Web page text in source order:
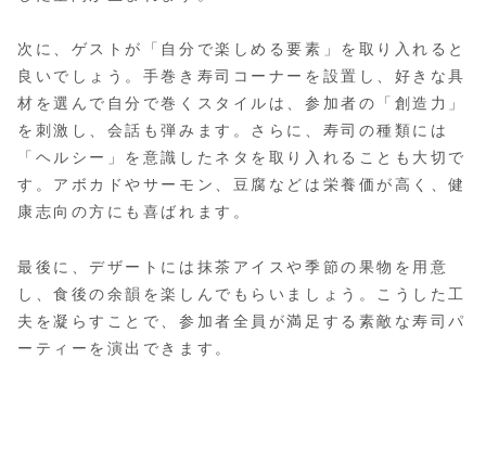
次に、ゲストが「自分で楽しめる要素」を取り入れると
良いでしょう。手巻き寿司コーナーを設置し、好きな具
材を選んで自分で巻くスタイルは、参加者の「創造力」
を刺激し、会話も弾みます。さらに、寿司の種類には
「ヘルシー」を意識したネタを取り入れることも大切で
す。アボカドやサーモン、豆腐などは栄養価が高く、健
康志向の方にも喜ばれます。
最後に、デザートには抹茶アイスや季節の果物を用意
し、食後の余韻を楽しんでもらいましょう。こうした工
夫を凝らすことで、参加者全員が満足する素敵な寿司パ
ーティーを演出できます。